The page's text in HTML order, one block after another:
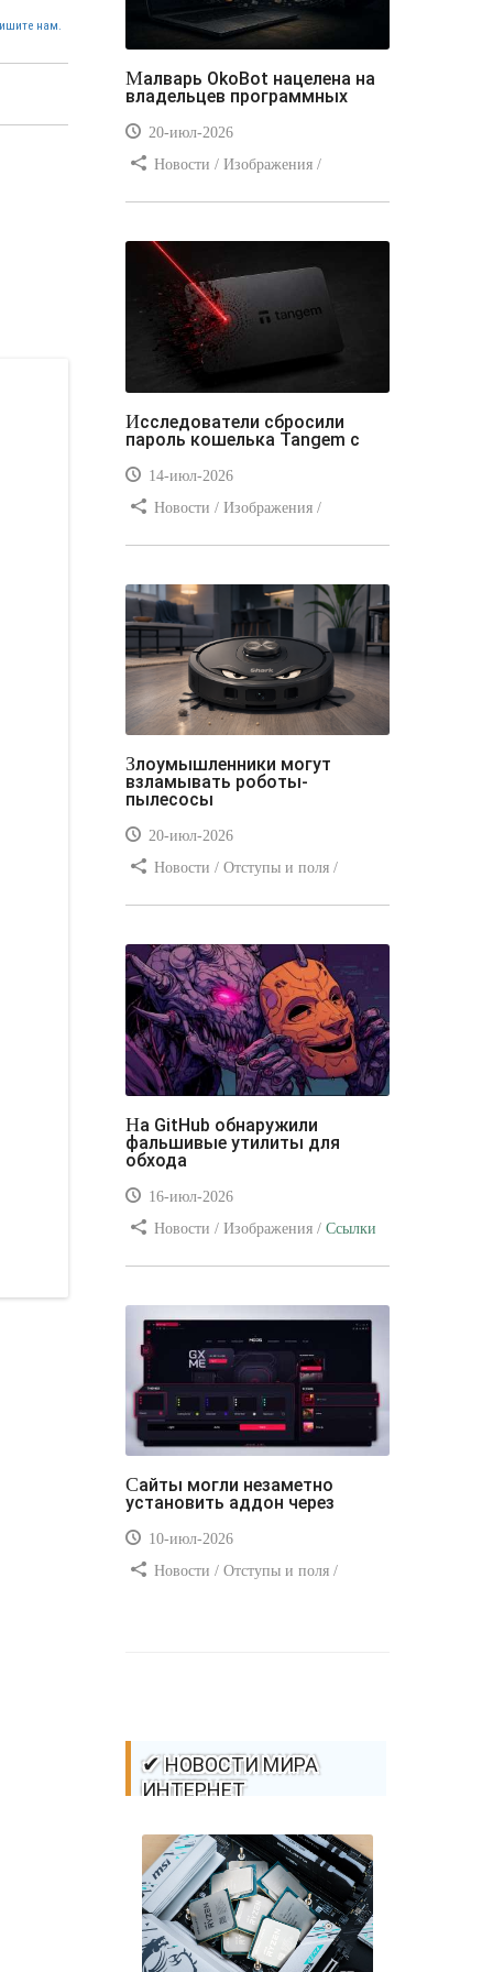
нам.
Малварь OkoBot нацелена на
владельцев программных
20-июл-2026
Новости / Изображения /
Самоучитель CSS / Линии и рамки /
Видео уроки / Заработок
Исследователи сбросили
пароль кошелька Tangem с
14-июл-2026
Новости / Изображения /
/ Вёрстка / Видео уроки
Злоумышленники могут
взламывать роботы-
пылесосы
20-июл-2026
Новости / Отступы и поля /
/ Текст / Цвет / Видео уроки
На GitHub обнаружили
фальшивые утилиты для
обхода
16-июл-2026
Новости / Изображения / Ссылки
Сайты могли незаметно
установить аддон через
10-июл-2026
Новости / Отступы и поля /
✔ НОВОСТИ МИРА
ИНТЕРНЕТ